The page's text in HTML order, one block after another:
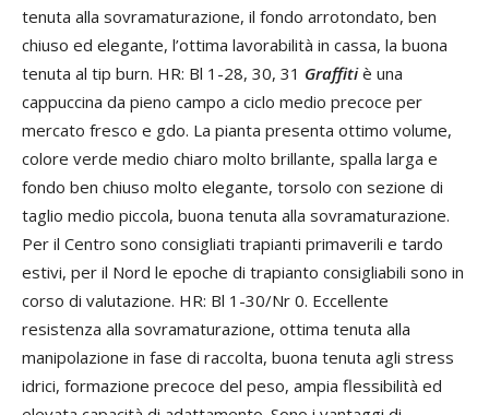
tenuta alla sovramaturazione, il fondo arrotondato, ben
chiuso ed elegante, l’ottima lavorabilità in cassa, la buona
tenuta al tip burn. HR: Bl 1-28, 30, 31 Graffitiè una
cappuccina da pieno campo a ciclo medio precoce per
mercato fresco e gdo. La pianta presenta ottimo volume,
colore verde medio chiaro molto brillante, spalla larga e
fondo ben chiuso molto elegante, torsolo con sezione di
taglio medio piccola, buona tenuta alla sovramaturazione.
Per il Centro sono consigliati trapianti primaverili e tardo
estivi, per il Nord le epoche di trapianto consigliabili sono in
corso di valutazione. HR: Bl 1-30/Nr 0. Eccellente
resistenza alla sovramaturazione, ottima tenuta alla
manipolazione in fase di raccolta, buona tenuta agli stress
idrici, formazione precoce del peso, ampia flessibilità ed